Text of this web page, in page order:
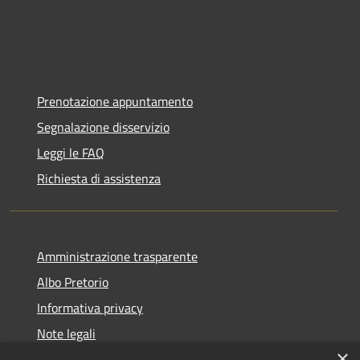
Prenotazione appuntamento
Segnalazione disservizio
Leggi le FAQ
Richiesta di assistenza
Amministrazione trasparente
Albo Pretorio
Informativa privacy
Note legali